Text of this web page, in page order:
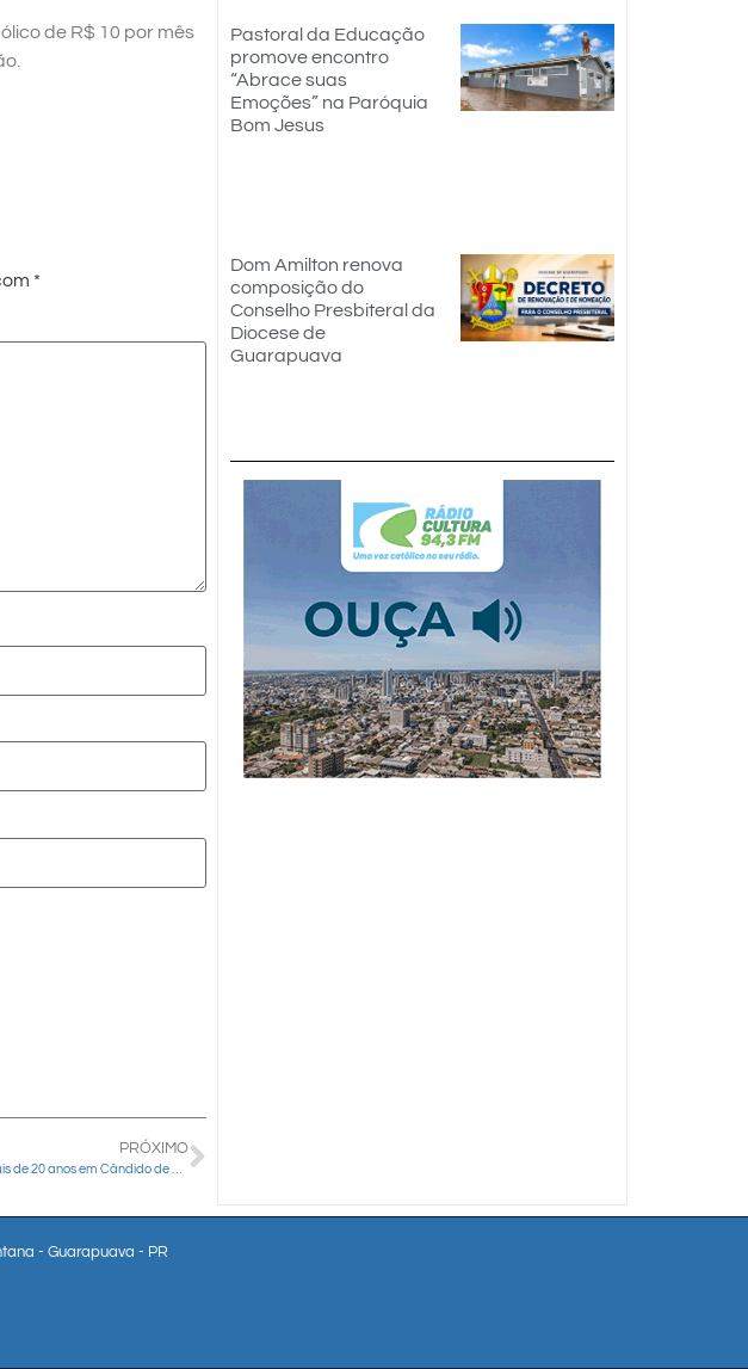
de R$ 10 por mês
*
PRÓXIMO
Pastoral da Educação
promove encontro
“Abrace suas
Emoções” na Paróquia
Bom Jesus
Dom Amilton renova
composição do
Conselho Presbiteral da
Diocese de
Guarapuava
- Guarapuava - PR